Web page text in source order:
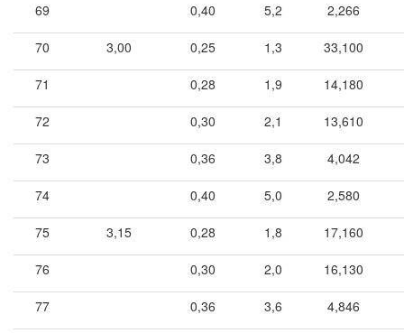
69 0,40 5,2 2,266
70 3,00 0,25 1,3 33,100
71 0,28 1,9 14,180
72 0,30 2,1 13,610
73 0,36 3,8 4,042
74 0,40 5,0 2,580
75 3,15 0,28 1,8 17,160
76 0,30 2,0 16,130
77 0,36 3,6 4,846